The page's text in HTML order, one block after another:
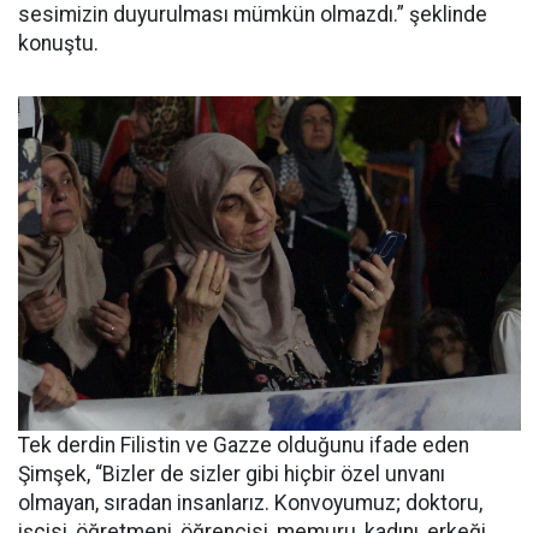
sesimizin duyurulması mümkün olmazdı.” şeklinde
konuştu.
Tek derdin Filistin ve Gazze olduğunu ifade eden
Şimşek, “Bizler de sizler gibi hiçbir özel unvanı
olmayan, sıradan insanlarız. Konvoyumuz; doktoru,